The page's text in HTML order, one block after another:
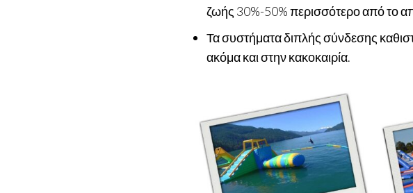
ζωής 30%-50% περισσότερο από το
Τα συστήματα διπλής σύνδεσης
ακόμα και στην κακοκαιρία.